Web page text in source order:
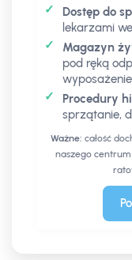
Odtwórz
Odtwórz
Odtwórz
✓
Dostęp do
lekarzami
✓
Magazyn
pod ręką
✓
Procedury
sprzątanie,
Ważne: całość
naszego